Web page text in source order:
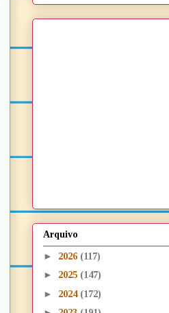
Arquivo
► 2026 (117)
► 2025 (147)
► 2024 (172)